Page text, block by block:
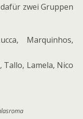
zwei Gruppen
Marquinhos,
Tallo, Lamela, Nico